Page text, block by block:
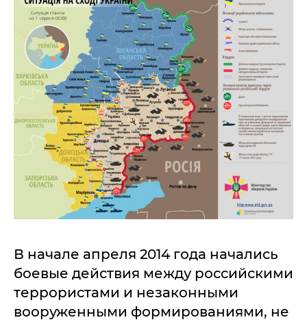
В начале апреля 2014 года начались
боевые действия между российскими
террористами и незаконными
вооруженными формированиями, не